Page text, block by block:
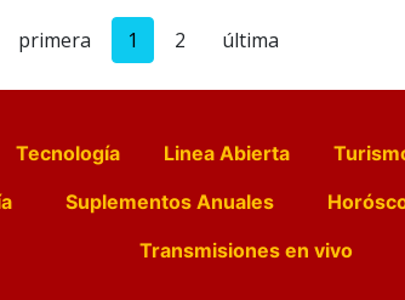
primera 1 2 última
Tecnología Linea Abierta
Suplementos Anuales
Transmisiones en vivo